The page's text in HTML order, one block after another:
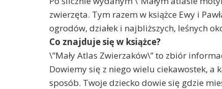
zwierzęta. Tym razem w książce Ewy i
ogrodów, działek i najbliższych, leśnych
Co znajduje się w książce?
\”Mały Atlas Zwierzaków\” to zbiór
Dowiemy się z niego wielu ciekawostek, a
sposób. Twoje dziecko dowie się gdzie